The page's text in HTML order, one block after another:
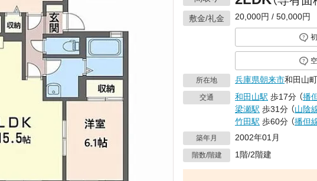
敷金/礼金 20,000円 / 50,000円
所在地 兵庫県朝来市和田山
交通 和田山駅 歩17分 （播
梁瀬駅 歩31分 （山陰
竹田駅 歩60分 （播但
築年月 2002年01月
階数/階建 1階/2階建